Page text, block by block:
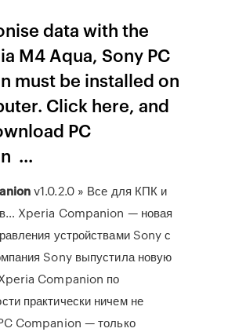
data with the
M4 Aqua, Sony PC
must be installed on
Click here, and
PC
...
v1.0.2.0 » Все для КПК и
Xperia Companion — новая
устройствами Sony с
Sony выпустила новую
Companion по
практически ничем не
Companion — только